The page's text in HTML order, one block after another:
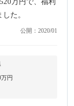
た。
公開：2020/01
円